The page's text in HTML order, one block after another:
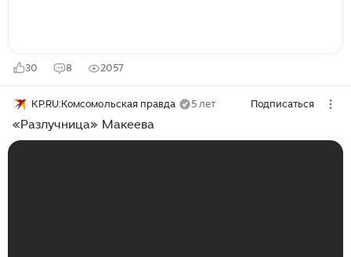
30 8 2057
KP.RU:Комсомольская правда 5 лет Подписаться
«Разлучница» Макеева